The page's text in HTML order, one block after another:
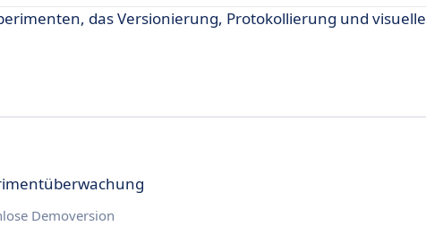
das Versionierung, Protokollierung und visuelle
Demoversion